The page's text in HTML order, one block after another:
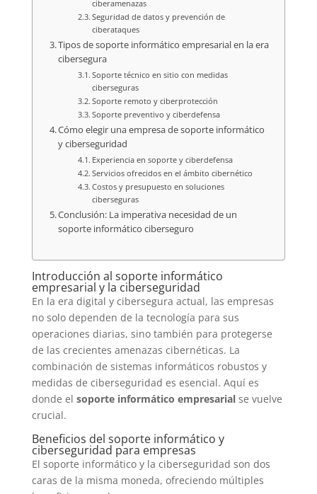
ciberamenazas
Seguridad de datos y prevención de
ciberataques
Tipos de soporte informático empresarial en la era
cibersegura
Soporte técnico en sitio con medidas
ciberseguras
Soporte remoto y ciberprotección
Soporte preventivo y ciberdefensa
Cómo elegir una empresa de soporte informático
y ciberseguridad
Experiencia en soporte y ciberdefensa
Servicios ofrecidos en el ámbito cibernético
Costos y presupuesto en soluciones
ciberseguras
Conclusión: La imperativa necesidad de un
soporte informático ciberseguro
Introducción al soporte informático
empresarial y la ciberseguridad
En la era digital y cibersegura actual, las empresas
no solo dependen de la tecnología para sus
operaciones diarias, sino también para protegerse
de las crecientes amenazas cibernéticas. La
combinación de sistemas informáticos robustos y
medidas de ciberseguridad es esencial. Aquí es
donde el soporte informático empresarialse vuelve
crucial.
Beneficios del soporte informático y
ciberseguridad para empresas
El soporte informático y la ciberseguridad son dos
caras de la misma moneda, ofreciendo múltiples